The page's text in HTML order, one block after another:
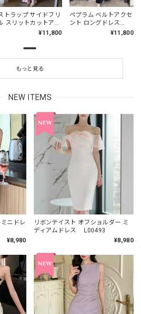
トラップ サイドフリ
スリットカットアウ
ト ロング ドレス¥11,800
ペプラム ベルトアクセ
ント ロングドレス
¥11,800
もっと見る
NEW ITEMS
ニドレ
¥8,980
リボンテイスト オフショルダー ミ
ディアムドレス L00493
¥8,980